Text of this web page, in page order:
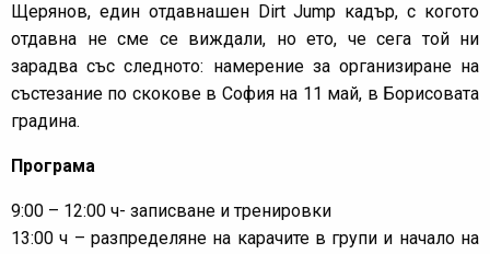
Щерянов, един отдавнашен Dirt Jump кадър, с когото
отдавна не сме се виждали, но ето, че сега той ни
зарадва със следното: намерение за организиране на
състезание по скокове в София на 11 май, в Борисовата
градина.
Програма
9:00 – 12:00 ч- записване и тренировки
13:00 ч – разпределяне на карачите в групи и начало на